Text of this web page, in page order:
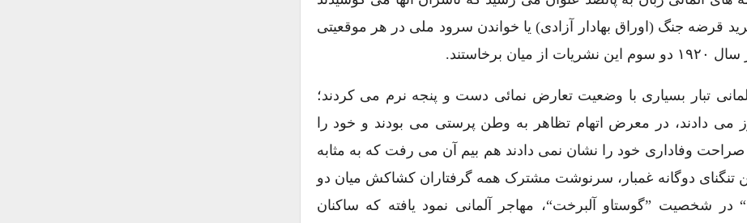
قرضه جنگ (اوراق بهادار آزادی) یا خواندن سرود ملی در هر موقعیتی
تبار بسیاری با وضعیت تعارض نمائی دست و پنجه نرم می کردند؛
می دادند، در معرض اتهام تظاهر به وطن پرستی می بودند و خود را
وفاداری خود را نشان نمی دادند هم بیم آن می رفت که به مثابه
تنگنای دوگانه غمبار، سرنوشت مشترک همه گرفتاران کشاکش میان دو
در شخصیت ”گوستاو آلبرخت“، مهاجر آلمانی نمود یافته که ساکنان